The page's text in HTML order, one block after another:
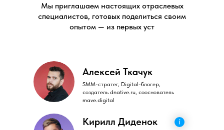
Мы приглашаем настоящих отраслевых
специалистов, готовых поделиться своим
опытом — из первых уст
Алексей Ткачук
SMM-стратег, Digital-блогер,
создатель dnative.ru, сооснователь
mave.digital
Кирилл Диденок